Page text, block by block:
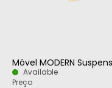
Móvel MODERN
Available
Preço